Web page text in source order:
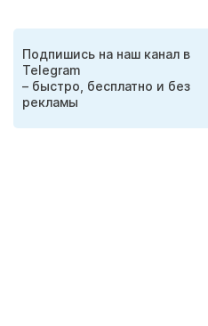
Подпишись на наш канал в
Telegram
– быстро, бесплатно и без
рекламы